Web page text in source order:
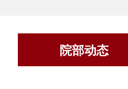
院部动态